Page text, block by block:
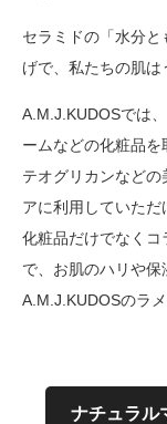
セラミドの「水分
げで、私たちの肌は
A.M.J.KUDOSでは
ームなどの化粧品
テオグリカンなど
アに利用していただ
化粧品だけでなく
で、お肌のハリや
A.M.J.KUDOSのラ
ナチュラル